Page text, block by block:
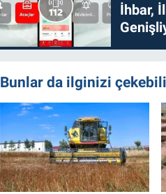
İhbar,
Bunlar da ilginizi